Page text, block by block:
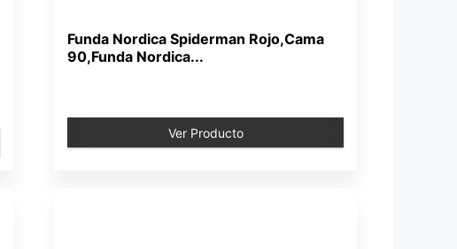
Funda Nordica Spiderman Rojo,Cama
90,Funda Nordica...
Ver Producto